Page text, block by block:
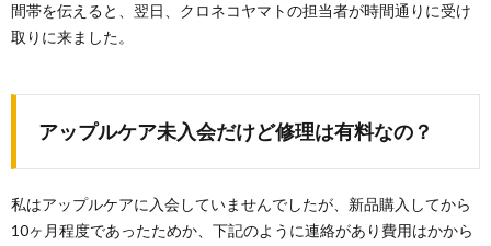
間帯を伝えると、翌日、クロネコヤマトの担当者が時間通りに受け
取りに来ました。
アップルケア未入会だけど修理は有料なの？
私はアップルケアに入会していませんでしたが、新品購入してから
10ヶ月程度であったためか、下記のように連絡があり費用はかから